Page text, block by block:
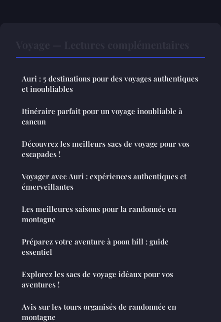
Auri : 5 destinations pour des voyages authentiques
et inoubliables
Itinéraire parfait pour un voyage inoubliable à
cancun
Découvrez les meilleurs sacs de voyage pour vos
escapades !
Voyager avec Auri : expériences authentiques et
émerveillantes
Les meilleures saisons pour la randonnée en
montagne
Préparez votre aventure à poon hill : guide
essentiel
Explorez les sacs de voyage idéaux pour vos
aventures !
Avis sur les tours organisés de randonnée en
montagne